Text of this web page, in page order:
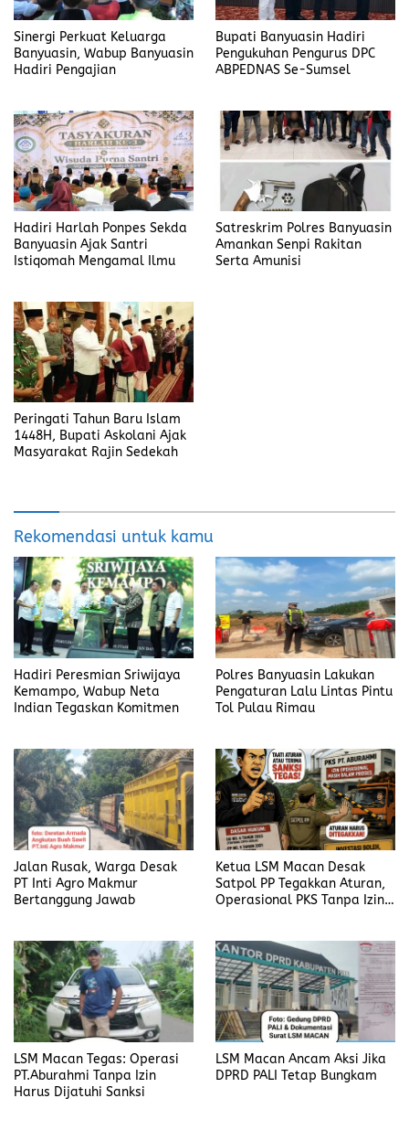
Sinergi Perkuat Keluarga
Banyuasin, Wabup Banyuasin
Hadiri Pengajian
Bupati Banyuasin Hadiri
Pengukuhan Pengurus DPC
ABPEDNAS Se-Sumsel
Hadiri Harlah Ponpes Sekda
Banyuasin Ajak Santri
Istiqomah Mengamal Ilmu
Satreskrim Polres Banyuasin
Amankan Senpi Rakitan
Serta Amunisi
Peringati Tahun Baru Islam
1448H, Bupati Askolani Ajak
Masyarakat Rajin Sedekah
Rekomendasi untuk kamu
Hadiri Peresmian Sriwijaya
Kemampo, Wabup Neta
Indian Tegaskan Komitmen
Polres Banyuasin Lakukan
Pengaturan Lalu Lintas Pintu
Tol Pulau Rimau
Jalan Rusak, Warga Desak
PT Inti Agro Makmur
Bertanggung Jawab
Ketua LSM Macan Desak
Satpol PP Tegakkan Aturan,
Operasional PKS Tanpa Izin
LSM Macan Tegas: Operasi
PT.Aburahmi Tanpa Izin
Harus Dijatuhi Sanksi
LSM Macan Ancam Aksi Jika
DPRD PALI Tetap Bungkam